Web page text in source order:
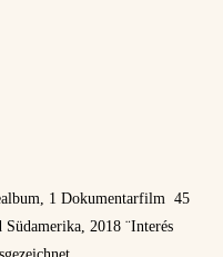
1 Dokumentarfilm 45
2018 ¨Interés